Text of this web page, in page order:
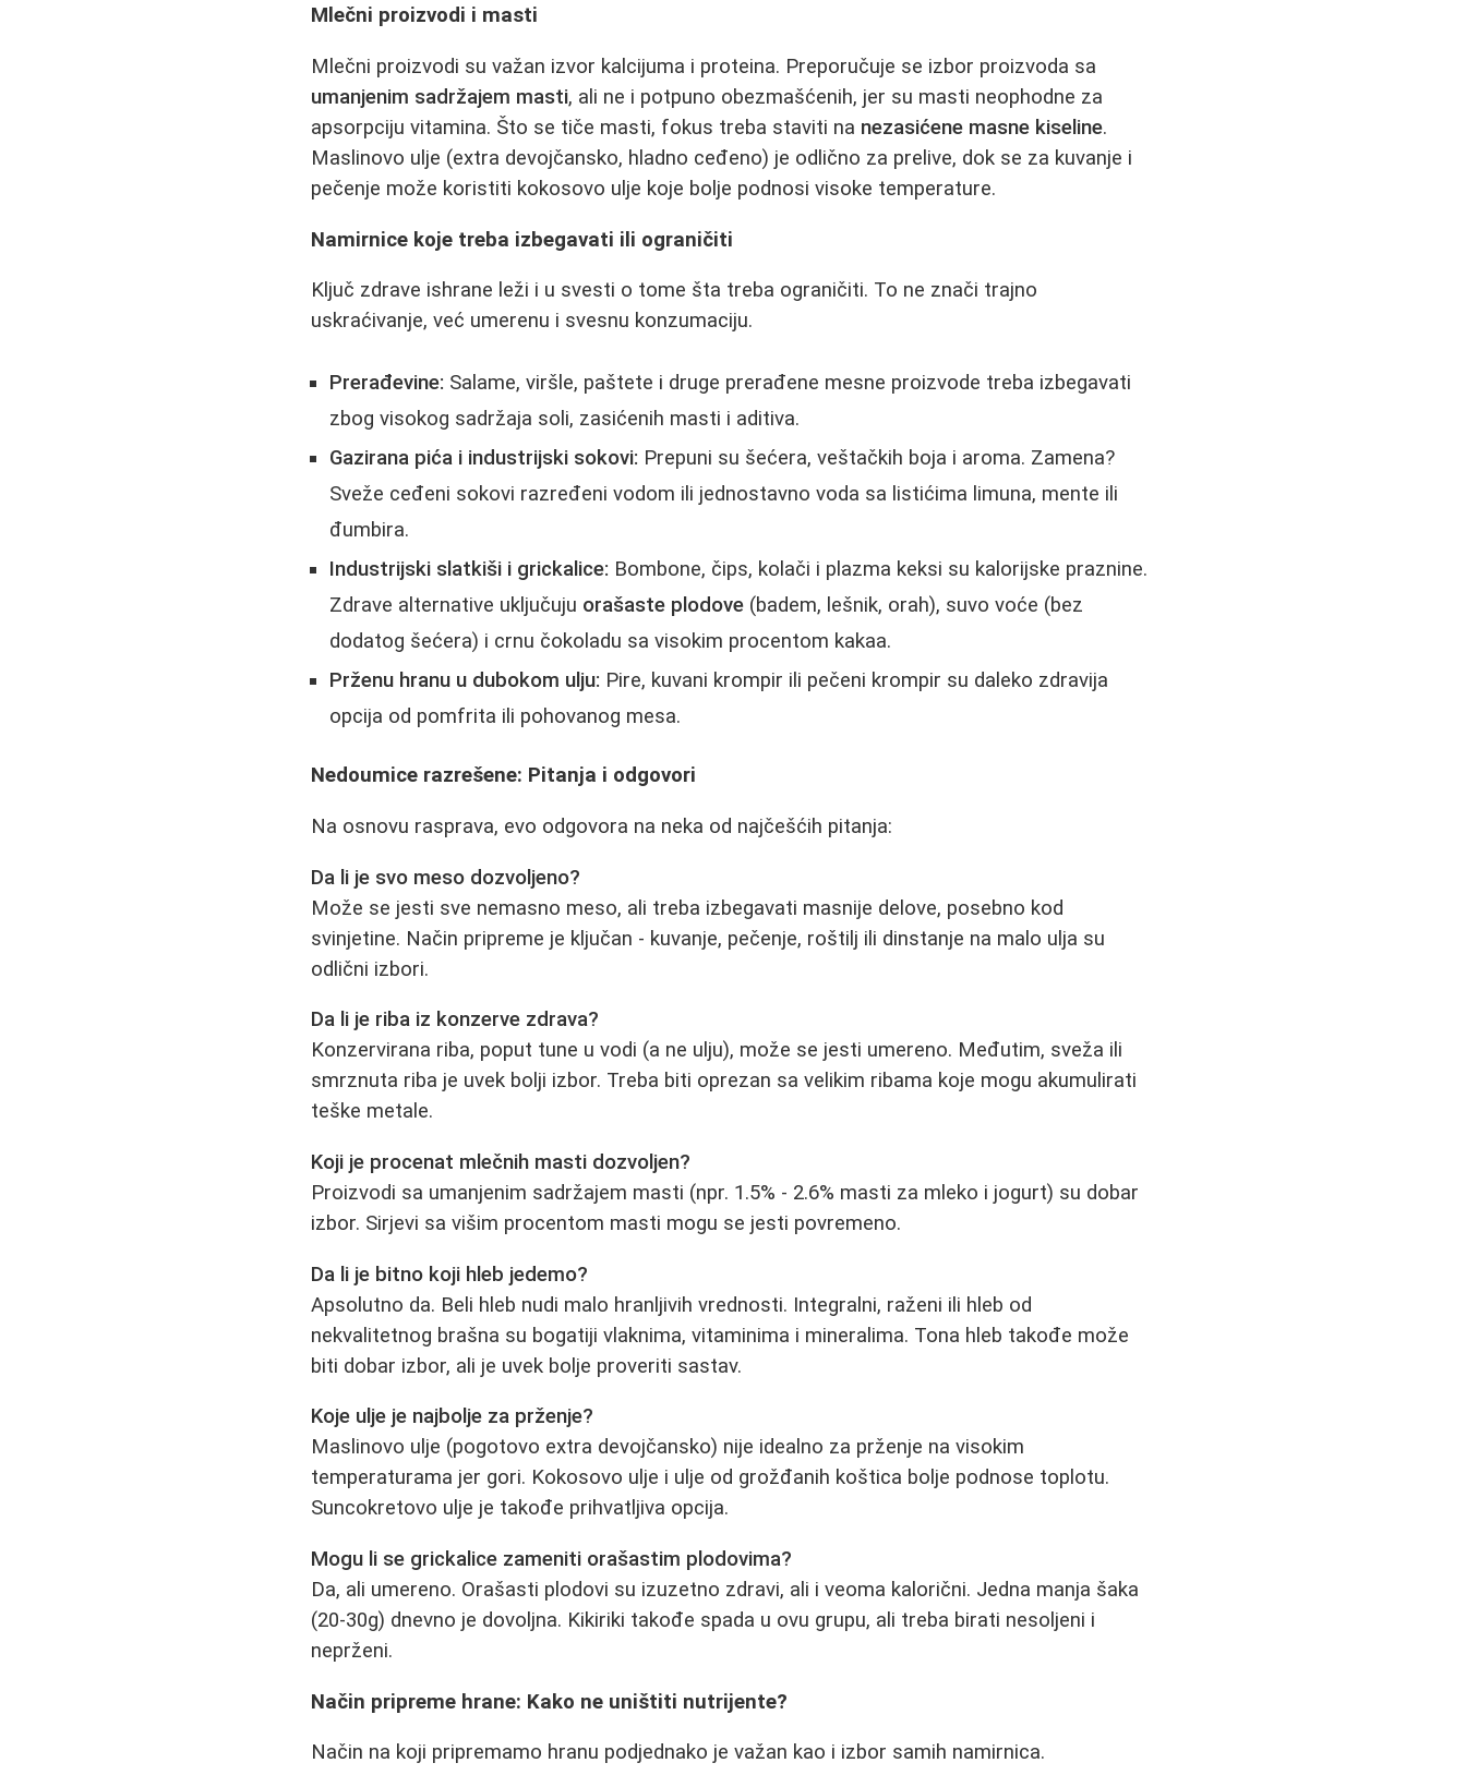
Mlečni proizvodi i masti
Mlečni proizvodi su važan izvor kalcijuma i proteina. Preporučuje se izbor proizvoda sa
umanjenim sadržajem masti, ali ne i potpuno obezmašćenih, jer su masti neophodne za
apsorpciju vitamina. Što se tiče masti, fokus treba staviti na nezasićene masne kiseline.
Maslinovo ulje (extra devojčansko, hladno ceđeno) je odlično za prelive, dok se za kuvanje i
pečenje može koristiti kokosovo ulje koje bolje podnosi visoke temperature.
Namirnice koje treba izbegavati ili ograničiti
Ključ zdrave ishrane leži i u svesti o tome šta treba ograničiti. To ne znači trajno
uskraćivanje, već umerenu i svesnu konzumaciju.
Prerađevine: Salamе, viršle, paštete i druge prerađene mesne proizvode treba izbegavati
zbog visokog sadržaja soli, zasićenih masti i aditiva.
Gazirana pića i industrijski sokovi: Prepuni su šećera, veštačkih boja i aroma. Zamena?
Sveže ceđeni sokovi razređeni vodom ili jednostavno voda sa listićima limuna, mente ili
đumbira.
Industrijski slatkiši i grickalice: Bombone, čips, kolači i plazma keksi su kalorijske praznine.
Zdrave alternative uključuju orašaste plodove (badem, lešnik, orah), suvo voće (bez
dodatog šećera) i crnu čokoladu sa visokim procentom kakaa.
Prženu hranu u dubokom ulju: Pire, kuvani krompir ili pečeni krompir su daleko zdravija
opcija od pomfrita ili pohovanog mesa.
Nedoumice razrešene: Pitanja i odgovori
Na osnovu rasprava, evo odgovora na neka od najčešćih pitanja:
Da li je svo meso dozvoljeno?
Može se jesti sve nemasno meso, ali treba izbegavati masnije delove, posebno kod
svinjetine. Način pripreme je ključan - kuvanje, pečenje, roštilj ili dinstanje na malo ulja su
odlični izbori.
Da li je riba iz konzerve zdrava?
Konzervirana riba, poput tune u vodi (a ne ulju), može se jesti umereno. Međutim, sveža ili
smrznuta riba je uvek bolji izbor. Treba biti oprezan sa velikim ribama koje mogu akumulirati
teške metale.
Koji je procenat mlečnih masti dozvoljen?
Proizvodi sa umanjenim sadržajem masti (npr. 1.5% - 2.6% masti za mleko i jogurt) su dobar
izbor. Sirjevi sa višim procentom masti mogu se jesti povremeno.
Da li je bitno koji hleb jedemo?
Apsolutno da. Beli hleb nudi malo hranljivih vrednosti. Integralni, raženi ili hleb od
nekvalitetnog brašna su bogatiji vlaknima, vitaminima i mineralima. Tona hleb takođe može
biti dobar izbor, ali je uvek bolje proveriti sastav.
Koje ulje je najbolje za prženje?
Maslinovo ulje (pogotovo extra devojčansko) nije idealno za prženje na visokim
temperaturama jer gori. Kokosovo ulje i ulje od grožđanih koštica bolje podnose toplotu.
Suncokretovo ulje je takođe prihvatljiva opcija.
Mogu li se grickalice zameniti orašastim plodovima?
Da, ali umereno. Orašasti plodovi su izuzetno zdravi, ali i veoma kalorični. Jedna manja šaka
(20-30g) dnevno je dovoljna. Kikiriki takođe spada u ovu grupu, ali treba birati nesoljeni i
neprženi.
Način pripreme hrane: Kako ne uništiti nutrijente?
Način na koji pripremamo hranu podjednako je važan kao i izbor samih namirnica.